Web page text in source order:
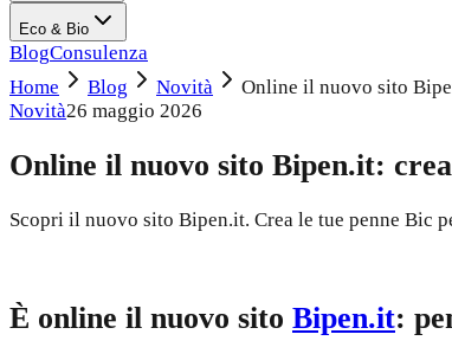
Eco & Bio
BlogConsulenza
Home
Blog Novità
Online il nuovo sito
Novità26 maggio 2026
Online il nuovo sito Bipen.it:
Scopri il nuovo sito Bipen.it. Crea le tue penne Bic
È online il nuovo sito Bipen.it: